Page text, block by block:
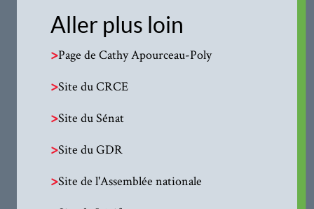
Aller plus loin
>Page de Cathy Apourceau-Poly
>Site du CRCE
>Site du Sénat
>Site du GDR
>Site de l'Assemblée nationale